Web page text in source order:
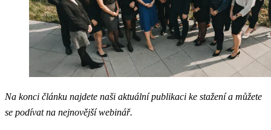
Na konci článku najdete naši aktuální publikaci ke stažení a můžete
se podívat na nejnovější webinář.